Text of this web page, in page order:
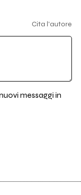
Cita l'autore
messaggi in